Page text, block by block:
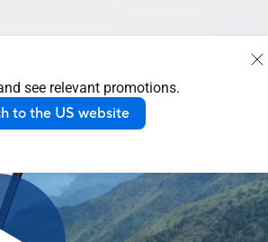
see relevant promotions.
to the US website